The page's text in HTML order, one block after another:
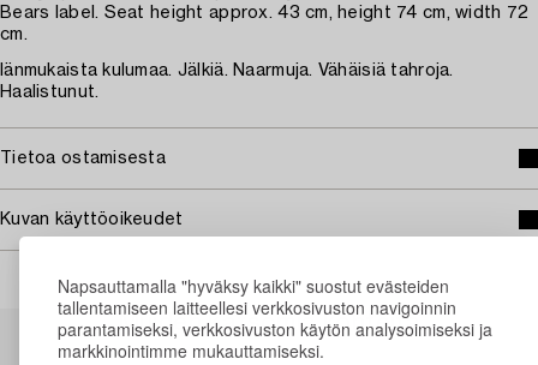
Napsauttamalla "hyväksy kaikki" suostut evästeiden
tallentamiseen laitteellesi verkkosivuston navigoinnin
parantamiseksi, verkkosivuston käytön analysoimiseksi ja
markkinointimme mukauttamiseksi.
Bears label. Seat height approx. 43 cm, height 74 cm, width 72
cm.
Iänmukaista kulumaa. Jälkiä. Naarmuja. Vähäisiä tahroja.
Haalistunut.
Tietoa ostamisesta
Kuvan käyttöoikeudet
Muiden katsomia kohteita